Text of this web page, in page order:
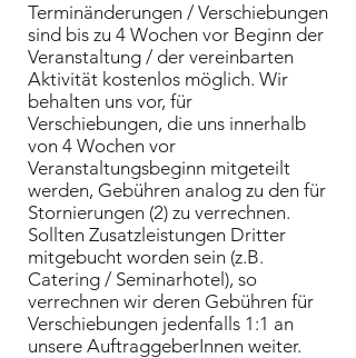
​Terminänderungen / Verschiebungen
sind bis zu 4 Wochen vor Beginn der
Veranstaltung / der vereinbarten
Aktivität kostenlos möglich. Wir
behalten uns vor, für
Verschiebungen, die uns innerhalb
von 4 Wochen vor
Veranstaltungsbeginn mitgeteilt
werden, Gebühren analog zu den für
Stornierungen (2) zu verrechnen.
Sollten Zusatzleistungen Dritter
mitgebucht worden sein (z.B.
Catering / Seminarhotel), so
verrechnen wir deren Gebühren für
Verschiebungen jedenfalls 1:1 an
unsere AuftraggeberInnen weiter.